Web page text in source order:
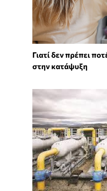
Γιατί δεν πρέπει
στην κατάψυξη